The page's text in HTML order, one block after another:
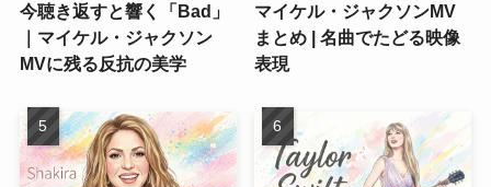
今聴き返すと響く「Bad」
｜マイケル・ジャクソン
MVに残る反抗の美学
マイケル・ジャクソンMV
まとめ | 名曲でたどる映像
表現